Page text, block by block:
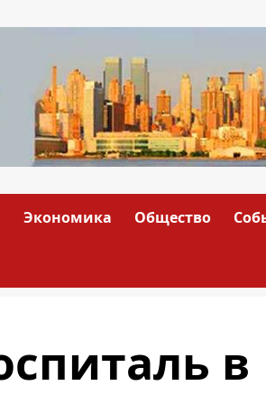
Экономика Общество
в